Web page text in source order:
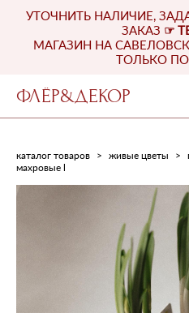
УТОЧНИТЬ НАЛИЧИЕ,
ЗАКАЗ ☞
МАГАЗИН НА
ТОЛЬКО
ФЛЁР&ДЕКОР
каталог товаров > живые цветы >
махровые l